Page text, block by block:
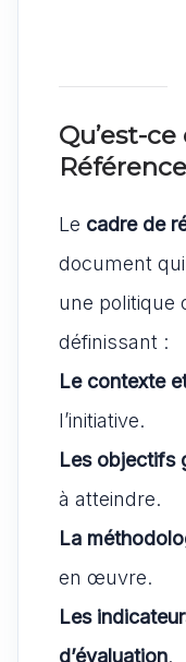
Qu’est-
Le cadre de
document
une politique
définissant :
Le contexte
l’initiative.
Les objectifs
à atteindre.
La
en œuvre.
Les
d’évaluation.